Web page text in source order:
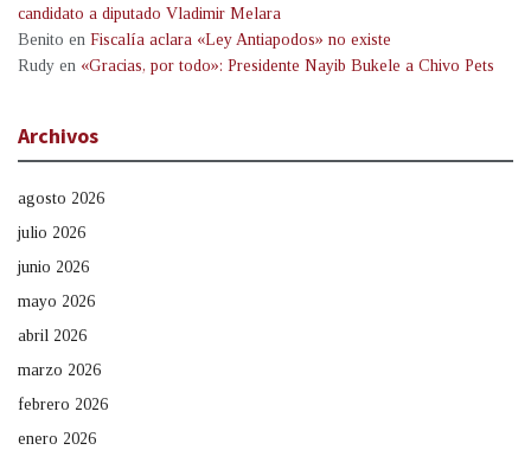
candidato a diputado Vladimir Melara
Benito en Fiscalía aclara «Ley Antiapodos» no existe
Rudy en «Gracias, por todo»: Presidente Nayib Bukele a Chivo Pets
Archivos
agosto 2026
julio 2026
junio 2026
mayo 2026
abril 2026
marzo 2026
febrero 2026
enero 2026